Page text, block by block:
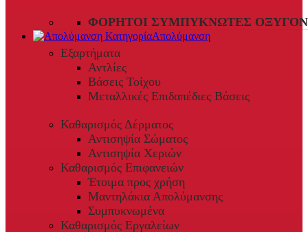
ΦΟΡΗΤΟΊ ΣΥΜΠΥΚΝΩΤΈΣ
Απολύμανση
Εξαρτήματα
Αντλίες
Βάσεις Τοίχου
Μεταλλικές Επιδαπέδιες Βάσεις
Καθαρισμός Δέρματος
Αντισηψία Σώματος
Αντισηψία Χεριών
Καθαρισμός Επιφανειών
Έτοιμα προς χρήση
Μαντηλάκια Απολύμανσης
Συμπυκνωμένα
Καθαρισμός Εργαλείων